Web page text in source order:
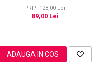
PRP: 128,00 Lei
89,00 Lei
ADAUGA IN COS